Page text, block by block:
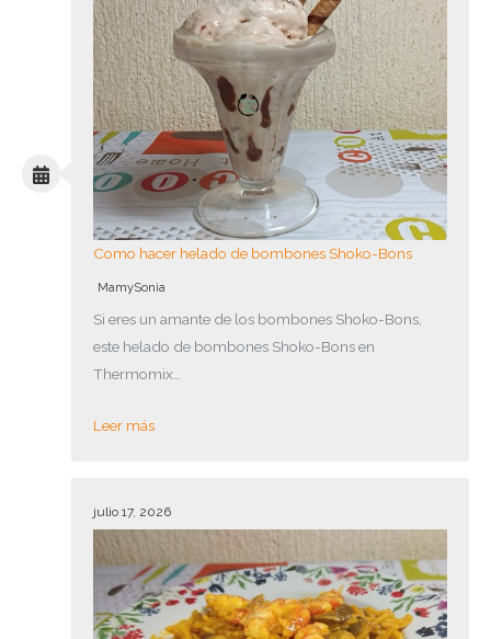
Como hacer helado de bombones Shoko-Bons
MamySonia
Si eres un amante de los bombones Shoko-Bons,
este helado de bombones Shoko-Bons en
Thermomix…
Leer más
julio 17, 2026